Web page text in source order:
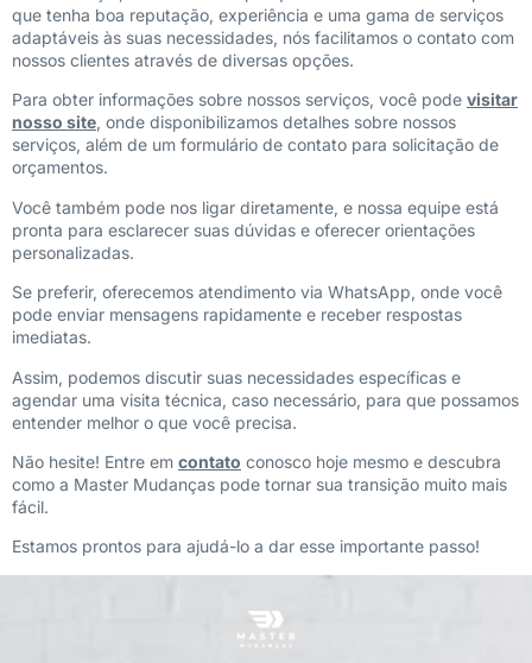
que tenha boa reputação, experiência e uma gama de serviços
adaptáveis às suas necessidades, nós facilitamos o contato com
nossos clientes através de diversas opções.
Para obter informações sobre nossos serviços, você pode visitar
nosso site, onde disponibilizamos detalhes sobre nossos
serviços, além de um formulário de contato para solicitação de
orçamentos.
Você também pode nos ligar diretamente, e nossa equipe está
pronta para esclarecer suas dúvidas e oferecer orientações
personalizadas.
Se preferir, oferecemos atendimento via WhatsApp, onde você
pode enviar mensagens rapidamente e receber respostas
imediatas.
Assim, podemos discutir suas necessidades específicas e
agendar uma visita técnica, caso necessário, para que possamos
entender melhor o que você precisa.
Não hesite! Entre em contato conosco hoje mesmo e descubra
como a Master Mudanças pode tornar sua transição muito mais
fácil.
Estamos prontos para ajudá-lo a dar esse importante passo!